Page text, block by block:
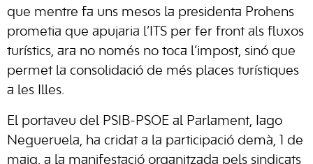
que mentre fa uns mesos la presidenta Prohens
prometia que apujaria l’ITS per fer front als fluxos
turístics, ara no només no toca l’impost, sinó que
permet la consolidació de més places turístiques
a les Illes.
El portaveu del PSIB-PSOE al Parlament, Iago
Negueruela, ha cridat a la participació demà, 1 de
maig, a la manifestació organitzada pels sindicats